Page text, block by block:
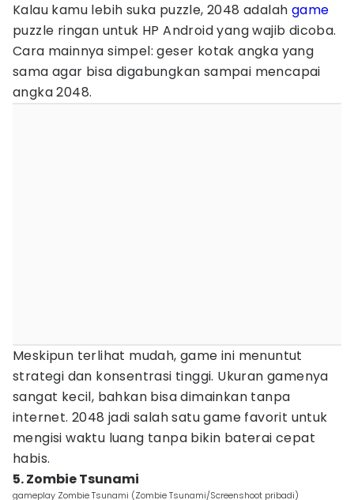
Kalau kamu lebih suka puzzle, 2048 adalah game
puzzle ringan untuk HP Android yang wajib dicoba.
Cara mainnya simpel: geser kotak angka yang
sama agar bisa digabungkan sampai mencapai
angka 2048.
Meskipun terlihat mudah, game ini menuntut
strategi dan konsentrasi tinggi. Ukuran gamenya
sangat kecil, bahkan bisa dimainkan tanpa
internet. 2048 jadi salah satu game favorit untuk
mengisi waktu luang tanpa bikin baterai cepat
habis.
5. Zombie Tsunami
gameplay Zombie Tsunami (Zombie Tsunami/Screenshoot pribadi)